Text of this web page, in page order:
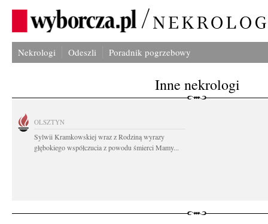
Nekrologi Odeszli Poradnik pogrzebowy
Inne nekrologi
OLSZTYN
Sylwii Kramkowskiej wraz z Rodziną wyrazy
głębokiego współczucia z powodu śmierci Mamy...